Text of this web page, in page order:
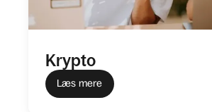
Krypto
Læs mere